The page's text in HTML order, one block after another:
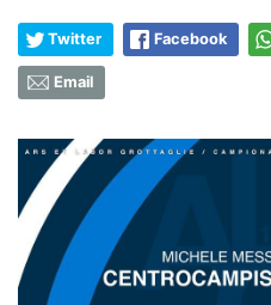
Twitter Facebook
Email